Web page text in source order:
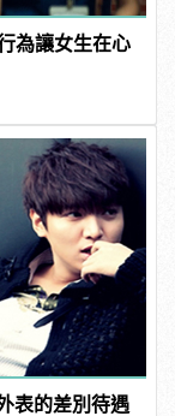
為讓女生在心
表的差別待遇